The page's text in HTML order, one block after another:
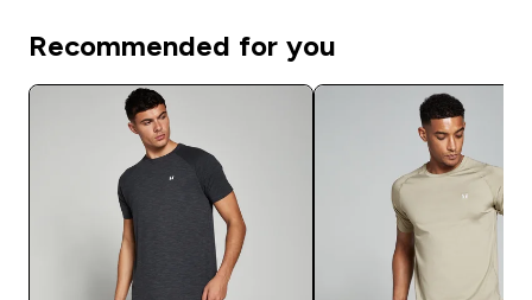
Recommended for you